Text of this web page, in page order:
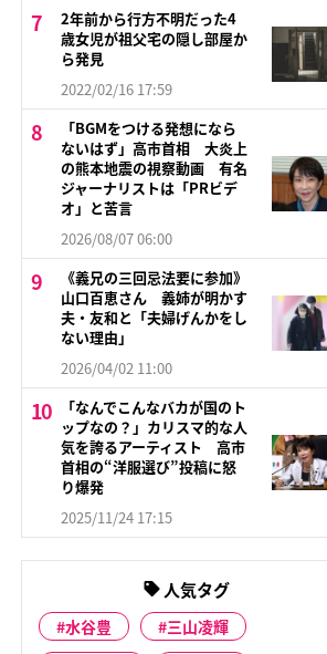
2年前から行方不明だった4
歳女児が祖父宅の隠し部屋か
ら発見
2022/02/16 17:59
「BGMをつける発想になら
ないはず」高市首相 大炎上
の熊本地震の視察動画 有名
ジャーナリストは「PRビデ
オ」と苦言
2026/08/07 06:00
《義兄の三回忌法要に参加》
山口百恵さん 義姉が明かす
夫・友和と「夫婦げんかをし
ない理由」
2026/04/02 11:00
「なんでこんなバカが国のト
ップなの？」カリスマ的な人
気を誇るアーティスト 高市
首相の“洋服選び”投稿に怒
り爆発
2025/11/24 17:15
人気タグ
水谷豊
三山凌輝